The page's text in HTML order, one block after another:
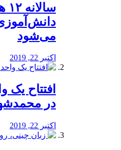
می‌شود
اکتبر 22, 2019
افتتاح
در
اکتبر 22, 2019